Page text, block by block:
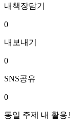
내책장담기
0
내보내기
0
SNS공유
0
동일 주제 내 활용